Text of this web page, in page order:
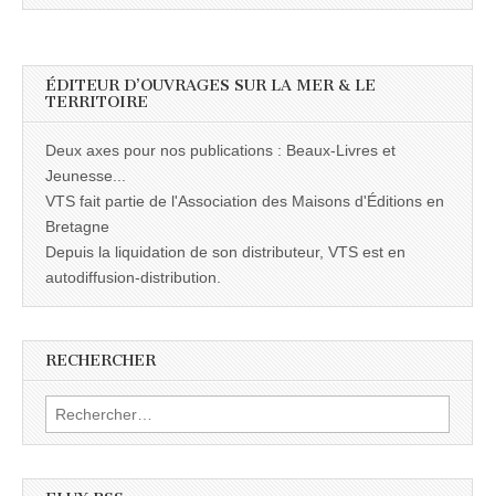
ÉDITEUR D’OUVRAGES SUR LA MER & LE
TERRITOIRE
Deux axes pour nos publications : Beaux-Livres et
Jeunesse...
VTS fait partie de l'Association des Maisons d'Éditions en
Bretagne
Depuis la liquidation de son distributeur, VTS est en
autodiffusion-distribution.
RECHERCHER
Rechercher :